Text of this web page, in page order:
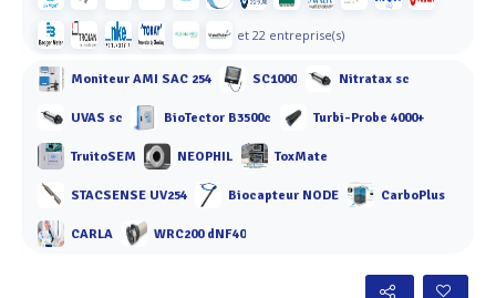
et 22 entreprise(s)
Moniteur AMI SAC 254 SC1000 Nitratax sc
UVAS sc BioTector B3500c Turbi-Probe 4000+
TruitoSEM NEOPHIL ToxMate
STACSENSE UV254 Biocapteur NODE CarboPlus
CARLA WRC200 dNF40